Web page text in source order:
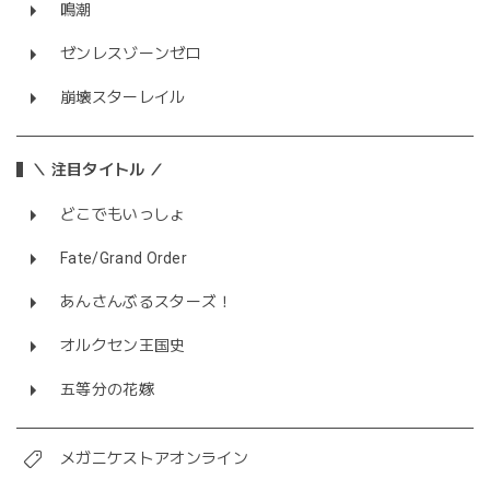
鳴潮
ゼンレスゾーンゼロ
崩壊スターレイル
＼ 注目タイトル ／
どこでもいっしょ
Fate/Grand Order
あんさんぶるスターズ！
オルクセン王国史
五等分の花嫁
メガニケストアオンライン